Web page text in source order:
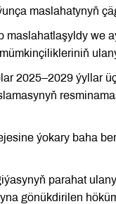
maslahatynyň
maslahatlaşyldy we
2025–2029 ýyllar
ýokary baha
parahat
gönükdirilen